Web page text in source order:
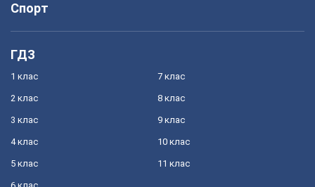
Спорт
ГДЗ
1 клас
2 клас
3 клас
4 клас
5 клас
7 клас
8 клас
9 клас
10 клас
11 клас